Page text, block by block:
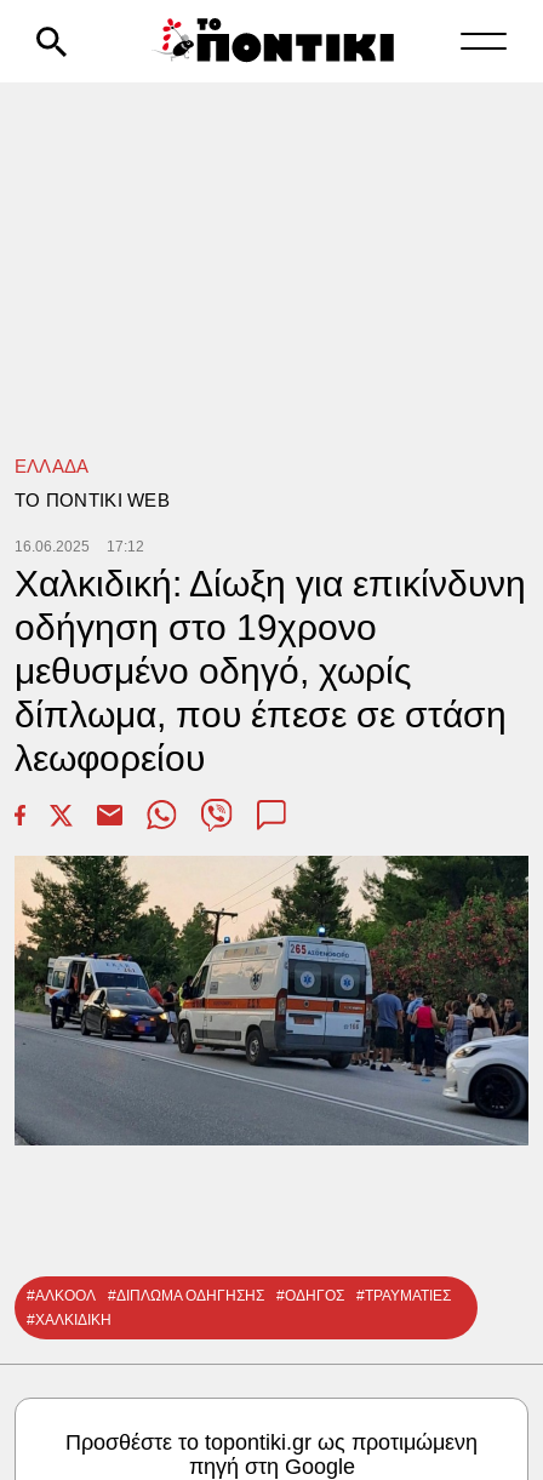
ΕΛΛΑΔΑ
TΟ ΠΟΝΤΙΚΙ WEB
16.06.2025 17:12
Χαλκιδική: Δίωξη για επικίνδυνη
οδήγηση στο 19χρονο
μεθυσμένο οδηγό, χωρίς
δίπλωμα, που έπεσε σε στάση
λεωφορείου
#ΑΛΚΟΟΛ #ΔΙΠΛΩΜΑ ΟΔΗΓΗΣΗΣ #ΟΔΗΓΟΣ
#ΤΡΑΥΜΑΤΙΕΣ
#ΧΑΛΚΙΔΙΚΗ
Προσθέστε το topontiki.gr ως προτιμώμενη
πηγή στη Google